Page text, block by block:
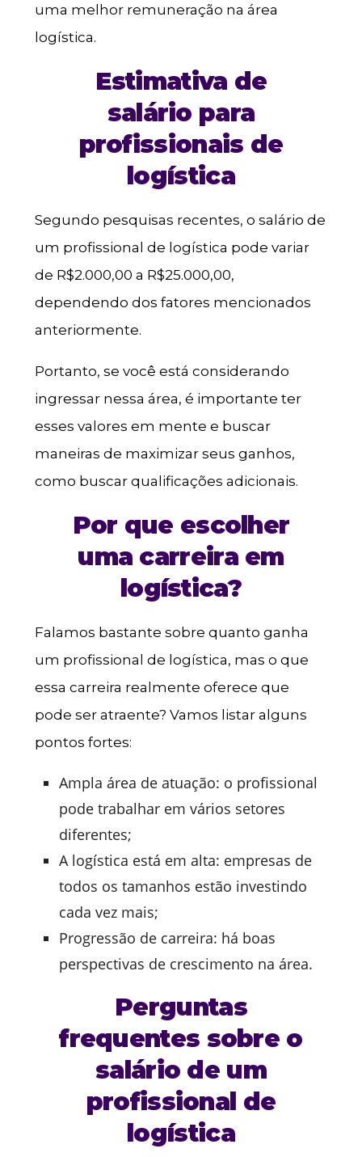
uma melhor remuneração na área
logística.
Estimativa de
salário para
profissionais de
logística
Segundo pesquisas recentes, o salário de
um profissional de logística pode variar
de R$2.000,00 a R$25.000,00,
dependendo dos fatores mencionados
anteriormente.
Portanto, se você está considerando
ingressar nessa área, é importante ter
esses valores em mente e buscar
maneiras de maximizar seus ganhos,
como buscar qualificações adicionais.
Por que escolher
uma carreira em
logística?
Falamos bastante sobre quanto ganha
um profissional de logística, mas o que
essa carreira realmente oferece que
pode ser atraente? Vamos listar alguns
pontos fortes:
Ampla área de atuação: o profissional
pode trabalhar em vários setores
diferentes;
A logística está em alta: empresas de
todos os tamanhos estão investindo
cada vez mais;
Progressão de carreira: há boas
perspectivas de crescimento na área.
Perguntas
frequentes sobre o
salário de um
profissional de
logística